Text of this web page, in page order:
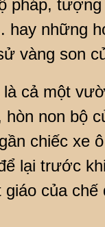
pháp,
hay những
vàng son
là cả một
non bộ
chiếc xe
lại trước
của